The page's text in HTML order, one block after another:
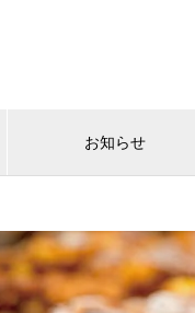
お知らせ